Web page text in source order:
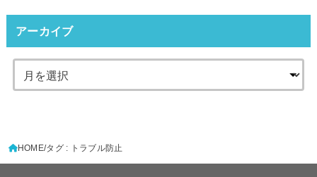
アーカイブ
HOME タグ : トラブル防止